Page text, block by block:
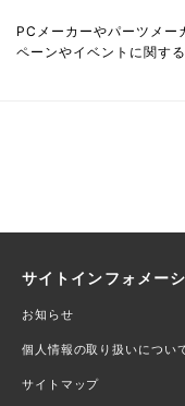
PCメーカーやパーツメー
ペーンやイベントに関す
サイトインフォメー
お知らせ
個人情報の取り扱いについ
サイトマップ